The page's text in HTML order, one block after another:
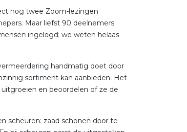
nog twee Zoom-lezingen
Maar liefst 90 deelnemers
ingelogd; we weten helaas
handmatig doet door
sortiment kan aanbieden. Het
en beoordelen of ze de
scheuren: zaad schonen door te